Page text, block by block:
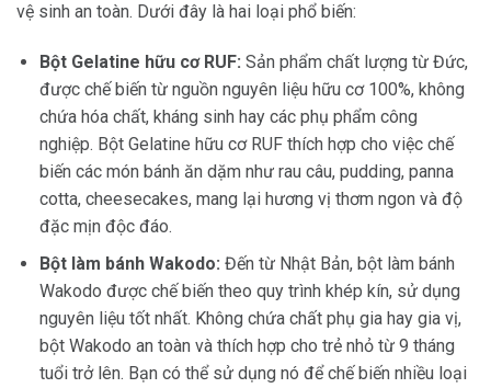
vệ sinh an toàn. Dưới đây là hai loại phổ biến:
Bột Gelatine hữu cơ RUF: Sản phẩm chất lượng từ Đức,
được chế biến từ nguồn nguyên liệu hữu cơ 100%, không
chứa hóa chất, kháng sinh hay các phụ phẩm công
nghiệp. Bột Gelatine hữu cơ RUF thích hợp cho việc chế
biến các món bánh ăn dặm như rau câu, pudding, panna
cotta, cheesecakes, mang lại hương vị thơm ngon và độ
đặc mịn độc đáo.
Bột làm bánh Wakodo: Đến từ Nhật Bản, bột làm bánh
Wakodo được chế biến theo quy trình khép kín, sử dụng
nguyên liệu tốt nhất. Không chứa chất phụ gia hay gia vị,
bột Wakodo an toàn và thích hợp cho trẻ nhỏ từ 9 tháng
tuổi trở lên. Bạn có thể sử dụng nó để chế biến nhiều loại